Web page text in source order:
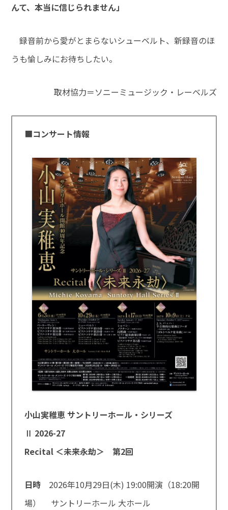
んて、本当に信じられません」
録音前から愛がとまらないシューベルト、新録音のほ
うも愉しみにお待ちしたい。
取材協力＝ソニーミュージック・レーベルズ
■コンサート情報
小山実稚恵 サントリーホール・シリーズ
Ⅱ 2026-27
Recital ＜未来永劫＞ 第2回
日時 2026年10月29日(木) 19:00開演（18:20開
場） サントリーホール 大ホール